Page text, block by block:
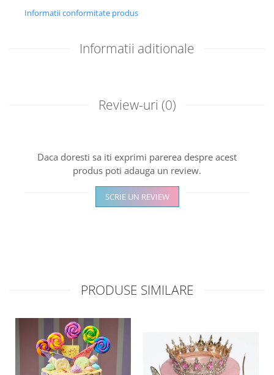
Informatii conformitate produs
Informatii aditionale
Review-uri (0)
Daca doresti sa iti exprimi parerea despre acest
produs poti adauga un review.
SCRIE UN REVIEW
PRODUSE SIMILARE